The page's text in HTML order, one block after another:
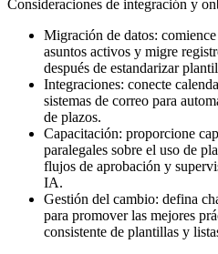
Consideraciones de integración y
Migración de datos:
asuntos activos y migre
después de estandarizar
Integraciones: conecte
sistemas de correo para
de plazos.
Capacitación: proporcione
paralegales sobre el uso de
flujos de aprobación y
IA.
Gestión del cambio: defina
para promover las mejores
consistente de plantillas y